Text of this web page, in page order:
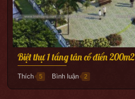
Biệt thự 1 tầng tân cổ điển 200m2
Thích 5 ● Bình luận 2